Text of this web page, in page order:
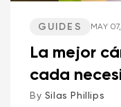
GUIDES MAY
La mejor
cada
exteriores,
By Silas Phillips